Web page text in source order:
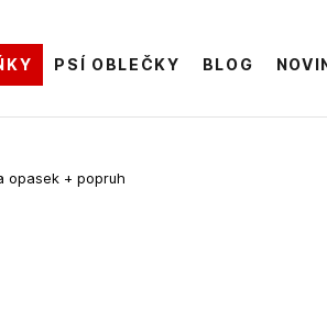
opasek + popruh
PSÍ OBLEČKY BLOG